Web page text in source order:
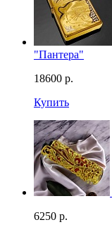
"Пантера"
18600 р.
Купить
6250 р.